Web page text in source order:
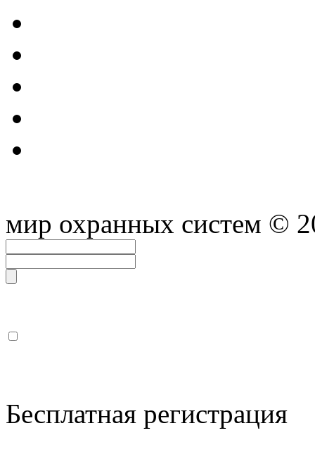
мир охранных систем ©
Бесплатная регистрация